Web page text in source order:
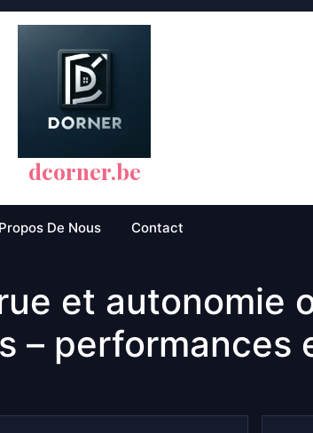
dcorner.be
De Nous Contact
et autonomie
– performances